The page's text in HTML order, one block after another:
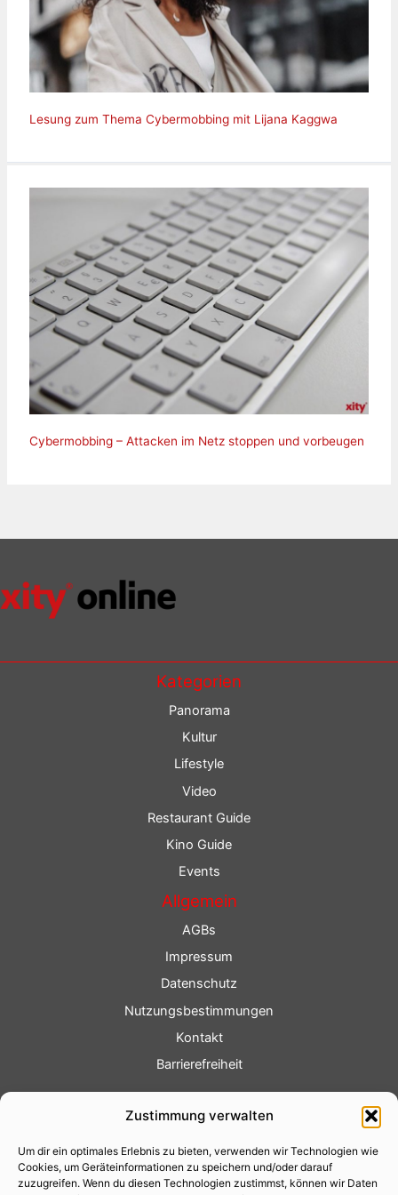
Zustimmung verwalten
Um dir ein optimales Erlebnis zu bieten, verwenden wir Technologien wie
Cookies, um Geräteinformationen zu speichern und/oder darauf
zuzugreifen. Wenn du diesen Technologien zustimmst, können wir Daten
Lesung zum Thema Cybermobbing mit Lijana Kaggwa
Cybermobbing – Attacken im Netz stoppen und vorbeugen
Kategorien
Panorama
Kultur
Lifestyle
Video
Restaurant Guide
Kino Guide
Events
Allgemein
AGBs
Impressum
Datenschutz
Nutzungsbestimmungen
Kontakt
Barrierefreiheit
Fotoservice
Videoservice
Werbung